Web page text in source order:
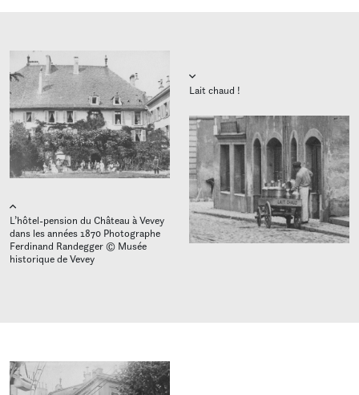
L’hôtel-pension du Château à Vevey
dans les années 1870 Photographe
Ferdinand Randegger © Musée
historique de Vevey
Lait chaud !